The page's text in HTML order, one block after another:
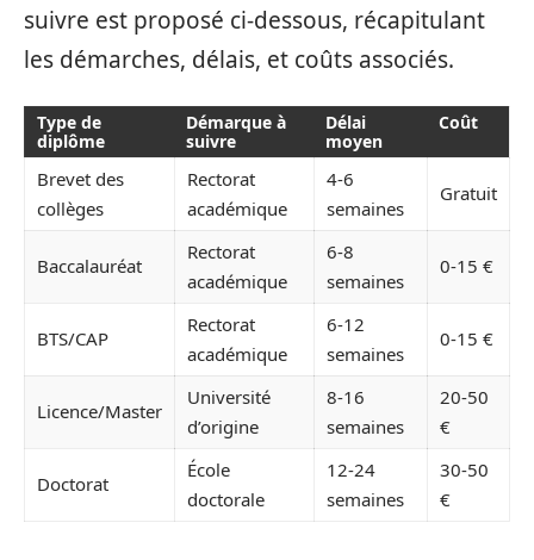
suivre est proposé ci-dessous, récapitulant
les démarches, délais, et coûts associés.
Type de
diplôme
Démarque à
suivre
Délai
moyen
Coût
Brevet des
collèges
Rectorat
académique
4-6
semaines
Gratuit
Baccalauréat
Rectorat
académique
6-8
semaines
0-15 €
BTS/CAP
Rectorat
académique
6-12
semaines
0-15 €
Licence/Master
Université
d’origine
8-16
semaines
20-50
€
Doctorat
École
doctorale
12-24
semaines
30-50
€